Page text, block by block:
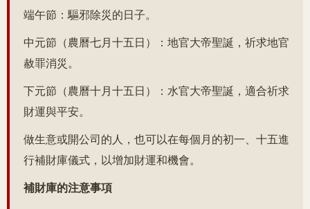
端午節：驅邪除災的日子。
中元節（農曆七月十五日）：地官大帝聖誕，祈求地官
赦罪消災。
下元節（農曆十月十五日）：水官大帝聖誕，適合祈求
財運與平安。
做生意或開公司的人，也可以在每個月的初一、十五進
行補財庫儀式，以增加財運和機會。
補財庫的注意事項